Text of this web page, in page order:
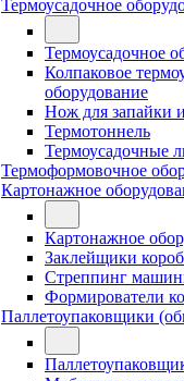
Термоусадочное
Термоусадочное
Колпаковое
оборудование
Нож для запайки
Термотоннель
Термоусадочные
Термоформовочное
Картонажное
Картонажное
Заклейщики
Стреппинг
Формирователи
Паллетоупаковщики